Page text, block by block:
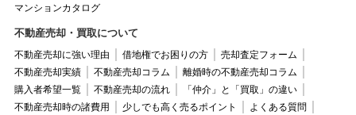
マンションカタログ
不動産売却・買取について
不動産売却に強い理由 借地権でお困りの方
売却査定フォーム
不動産売却実績
不動産売却コラム
離婚時の不動産売却コラム
購入者希望一覧
不動産売却の流れ
「仲介」と「買取」の違い
不動産売却時の諸費用
少しでも高く売るポイント
よくある質問